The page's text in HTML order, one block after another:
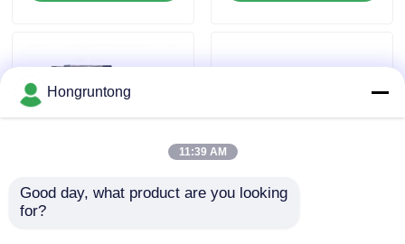
गुणवत्ता नियंत्रण
एक उद्धरण का अनुरोध करें
डॉक रबर फेंडर
वी डॉक फेंडर उच्च प्रभाव
Hongruntong
11:39 AM
Good day, what product are you looking
for?